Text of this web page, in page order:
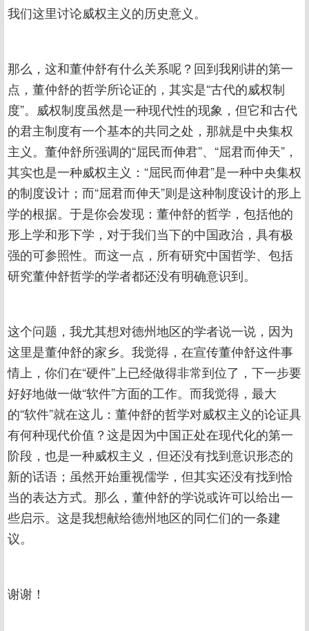
我们这里讨论威权主义的历史意义。
那么，这和董仲舒有什么关系呢？回到我刚讲的第一
点，董仲舒的哲学所论证的，其实是“古代的威权制
度”。威权制度虽然是一种现代性的现象，但它和古代
的君主制度有一个基本的共同之处，那就是中央集权
主义。董仲舒所强调的“屈民而伸君”、“屈君而伸天”，
其实也是一种威权主义：“屈民而伸君”是一种中央集权
的制度设计；而“屈君而伸天”则是这种制度设计的形上
学的根据。于是你会发现：董仲舒的哲学，包括他的
形上学和形下学，对于我们当下的中国政治，具有极
强的可参照性。而这一点，所有研究中国哲学、包括
研究董仲舒哲学的学者都还没有明确意识到。
这个问题，我尤其想对德州地区的学者说一说，因为
这里是董仲舒的家乡。我觉得，在宣传董仲舒这件事
情上，你们在“硬件”上已经做得非常到位了，下一步要
好好地做一做“软件”方面的工作。而我觉得，最大
的“软件”就在这儿：董仲舒的哲学对威权主义的论证具
有何种现代价值？这是因为中国正处在现代化的第一
阶段，也是一种威权主义，但还没有找到意识形态的
新的话语；虽然开始重视儒学，但其实还没有找到恰
当的表达方式。那么，董仲舒的学说或许可以给出一
些启示。这是我想献给德州地区的同仁们的一条建
议。
谢谢！